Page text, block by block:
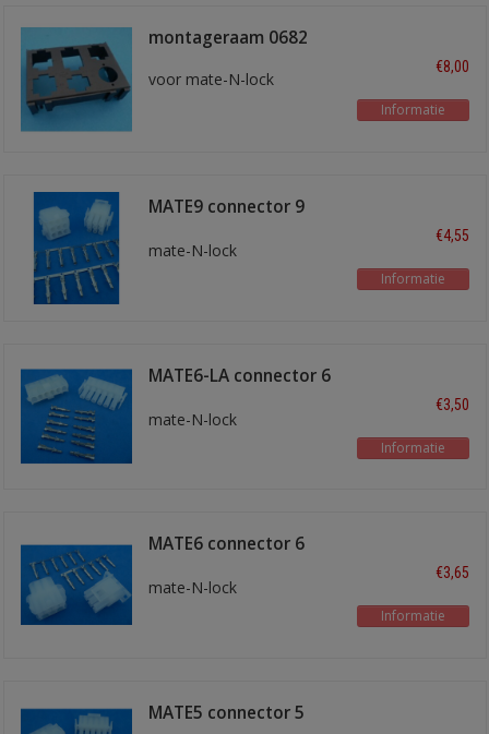
montageraam 0682
voor mate-N-lock
€8,00
Informatie
MATE9 connector 9
mate-N-lock
€4,55
Informatie
MATE6-LA connector 6
mate-N-lock
€3,50
Informatie
MATE6 connector 6
mate-N-lock
€3,65
Informatie
MATE5 connector 5